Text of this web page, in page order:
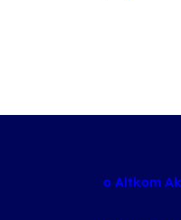
o Altkom